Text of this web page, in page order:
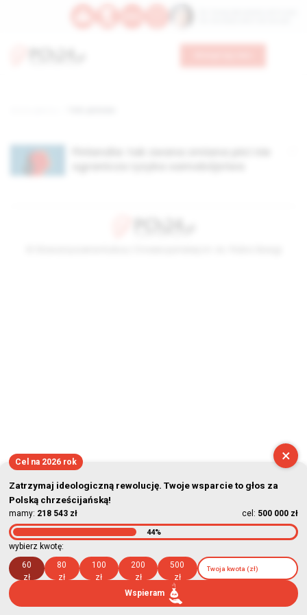
×
Cel na 2026 rok
Zatrzymaj ideologiczną rewolucję. Twoje wsparcie to głos za
Polską chrześcijańską!
mamy: 218 543 zł cel: 500 000 zł
44%
wybierz kwotę:
60
zł
80
zł
100
zł
200
zł
500
zł
Wspieram